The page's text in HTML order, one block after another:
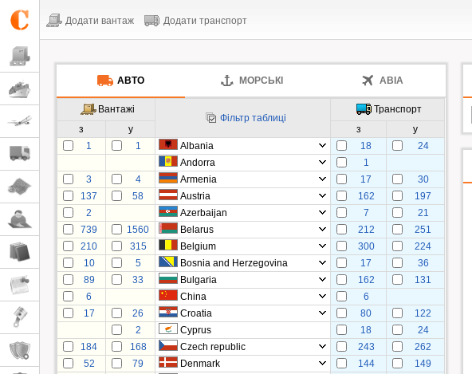
Додати вантаж Додати транспорт
АВТО МОРСЬКІ АВІА
Вантажі
Фільтр таблиці
Транспорт
з
у з
у
1
1 Albania 18
24
Andorra
1
3
4 Armenia 17
30
137
58 Austria 162
197
2
Azerbaijan 7
21
739
1560 Belarus 212
251
210
315 Belgium 300
224
10
5 Bosnia and Herzegovina 17
36
89
33 Bulgaria 162
131
6
China
6
17
26 Croatia 80
122
2
Cyprus 18
24
184
168 Czech republic 243
262
52
79 Denmark 144
149